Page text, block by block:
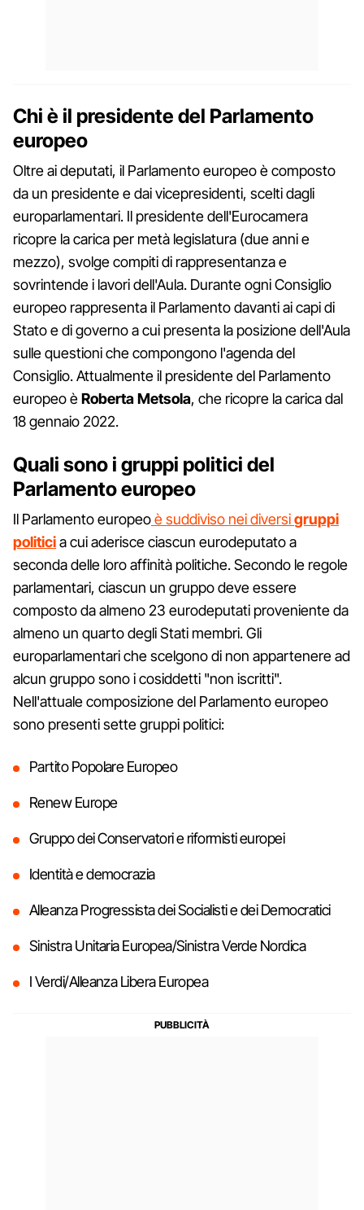
Chi è il presidente del Parlamento
europeo
Oltre ai deputati, il Parlamento europeo è composto
da un presidente e dai vicepresidenti, scelti dagli
europarlamentari. Il presidente dell'Eurocamera
ricopre la carica per metà legislatura (due anni e
mezzo), svolge compiti di rappresentanza e
sovrintende i lavori dell'Aula. Durante ogni Consiglio
europeo rappresenta il Parlamento davanti ai capi di
Stato e di governo a cui presenta la posizione dell'Aula
sulle questioni che compongono l'agenda del
Consiglio. Attualmente il presidente del Parlamento
europeo èRoberta Metsola, che ricopre la carica dal
18 gennaio 2022.
Quali sono i gruppi politici del
Parlamento europeo
Il Parlamento europeoè suddiviso nei diversigruppi
politicia cui aderisce ciascun eurodeputato a
seconda delle loro affinità politiche. Secondo le regole
parlamentari, ciascun un gruppo deve essere
composto da almeno 23 eurodeputati proveniente da
almeno un quarto degli Stati membri. Gli
europarlamentari che scelgono di non appartenere ad
alcun gruppo sono i cosiddetti "non iscritti".
Nell'attuale composizione del Parlamento europeo
sono presenti sette gruppi politici:
Partito Popolare Europeo
Renew Europe
Gruppo dei Conservatori e riformisti europei
Identità e democrazia
Alleanza Progressista dei Socialisti e dei Democratici
Sinistra Unitaria Europea/Sinistra Verde Nordica
I Verdi/Alleanza Libera Europea